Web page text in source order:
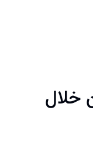
خلال